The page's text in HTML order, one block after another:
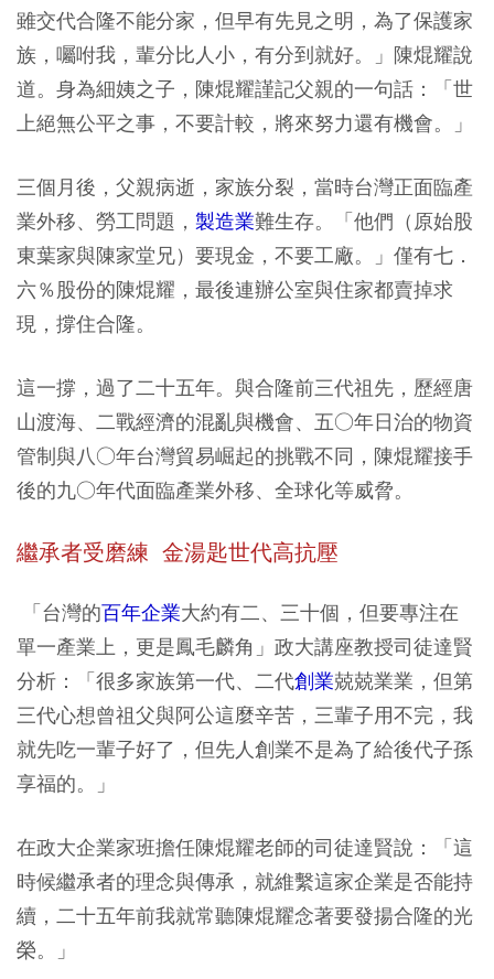
雖交代合隆不能分家，但早有先見之明，為了保護家
族，囑咐我，輩分比人小，有分到就好。」陳焜耀說
道。身為細姨之子，陳焜耀謹記父親的一句話：「世
上絕無公平之事，不要計較，將來努力還有機會。」
三個月後，父親病逝，家族分裂，當時台灣正面臨產
業外移、勞工問題， 製造業難生存。「他們（原始股
東葉家與陳家堂兄）要現金，不要工廠。」僅有七．
六％股份的陳焜耀，最後連辦公室與住家都賣掉求
現，撐住合隆。
這一撐，過了二十五年。與合隆前三代祖先，歷經唐
山渡海、二戰經濟的混亂與機會、五○年日治的物資
管制與八○年台灣貿易崛起的挑戰不同，陳焜耀接手
後的九○年代面臨產業外移、全球化等威脅。
繼承者受磨練 金湯匙世代高抗壓
「台灣的百年企業大約有二、三十個，但要專注在
單一產業上，更是鳳毛麟角」政大講座教授司徒達賢
分析：「很多家族第一代、二代創業兢兢業業，但第
三代心想曾祖父與阿公這麼辛苦，三輩子用不完，我
就先吃一輩子好了，但先人創業不是為了給後代子孫
享福的。」
在政大企業家班擔任陳焜耀老師的司徒達賢說：「這
時候繼承者的理念與傳承，就維繫這家企業是否能持
續，二十五年前我就常聽陳焜耀念著要發揚合隆的光
榮。」